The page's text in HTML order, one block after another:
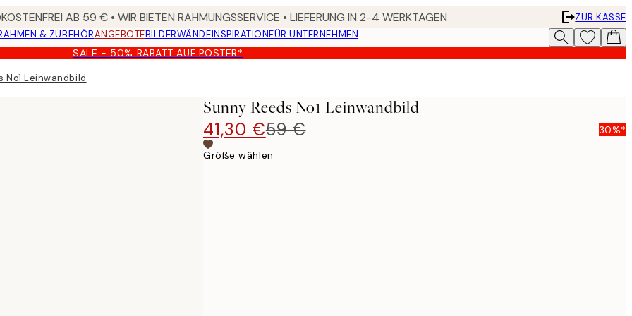
AB 59 € • WIR BIETEN RAHMUNGSSERVICE • LIEFERUNG IN 2-4 WERKTAGEN
ZUR KASSE
& ZUBEHÖRANGEBOTEBILDERWÄNDEINSPIRATIONFÜR UNTERNEHMEN
SALE - 50% RABATT AUF POSTER*
No1 Leinwandbild
Sunny Reeds No1 Leinwandbild
41,30 €59 € 30%*
Größe wählen